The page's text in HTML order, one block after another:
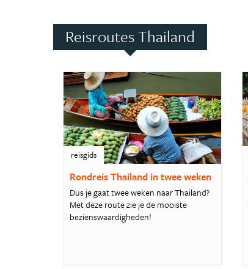
Reisroutes Thailand
reisgids
Rondreis Thailand in twee weken
Dus je gaat twee weken naar Thailand?
Met deze route zie je de mooiste
bezienswaardigheden!